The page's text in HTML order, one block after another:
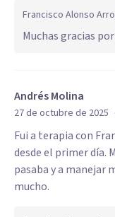
Francisco Alonso
Muchas gracias
Andrés Molina
27 de octubre de 2025
Fui a terapia con
desde el primer día.
pasaba y a manejar
mucho.